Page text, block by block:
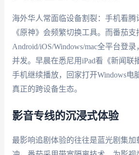
海外华人常面临设备割裂：手机看腾
《原神》会频繁切换工具。而番茄支
Android/iOS/Windows/mac全平台登
并发。早晨在悉尼用iPad看《新闻联
手机继续播放，回家打开Windows电
真正的跨设备生态。
影音专线的沉浸式体验
最影响追剧体验的往往是蓝光剧集加